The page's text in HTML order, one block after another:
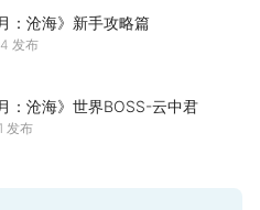
个自由、纯粹的武侠世界。
一次历练，都能让你获得不同感
的秦时之旅将不再枯燥。
：沧海》新手攻略篇
发布
：沧海》世界BOSS-云中君
发布